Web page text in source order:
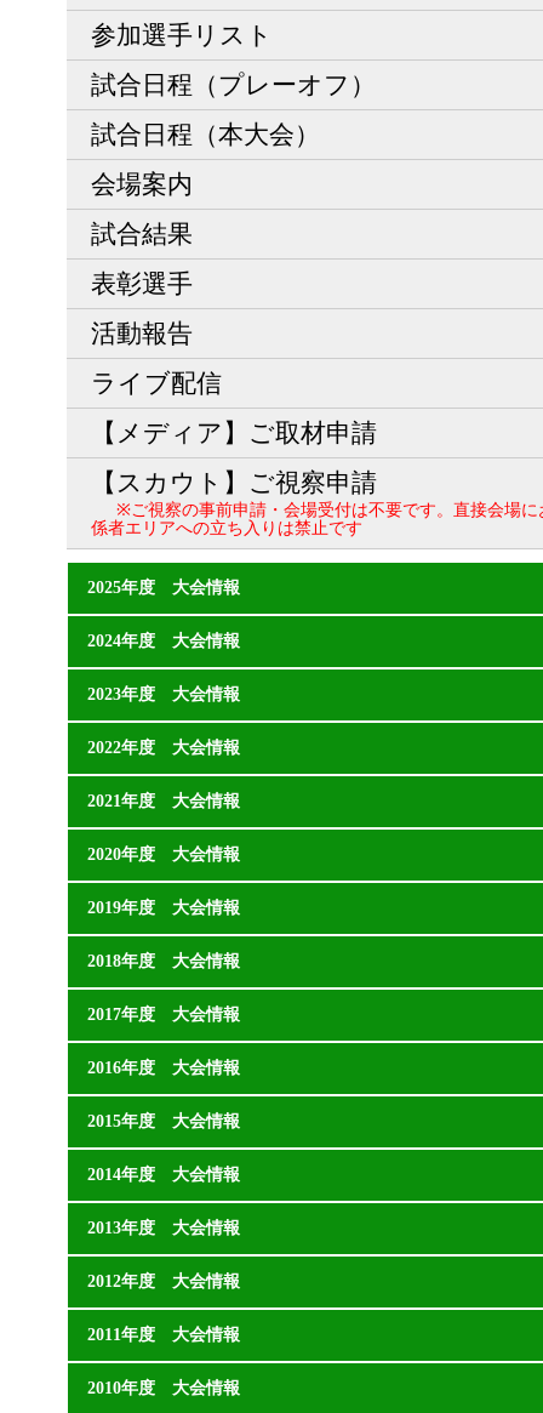
参加選手リスト
試合日程（プレーオフ）
試合日程（本大会）
会場案内
試合結果
表彰選手
活動報告
ライブ配信
【メディア】ご取材申請
【スカウト】ご視察申請
※ご視察の事前申請・会場受付は不要です。直接会場
係者エリアへの立ち入りは禁止です
2025年度 大会情報
2024年度 大会情報
2023年度 大会情報
2022年度 大会情報
2021年度 大会情報
2020年度 大会情報
2019年度 大会情報
2018年度 大会情報
2017年度 大会情報
2016年度 大会情報
2015年度 大会情報
2014年度 大会情報
2013年度 大会情報
2012年度 大会情報
2011年度 大会情報
2010年度 大会情報